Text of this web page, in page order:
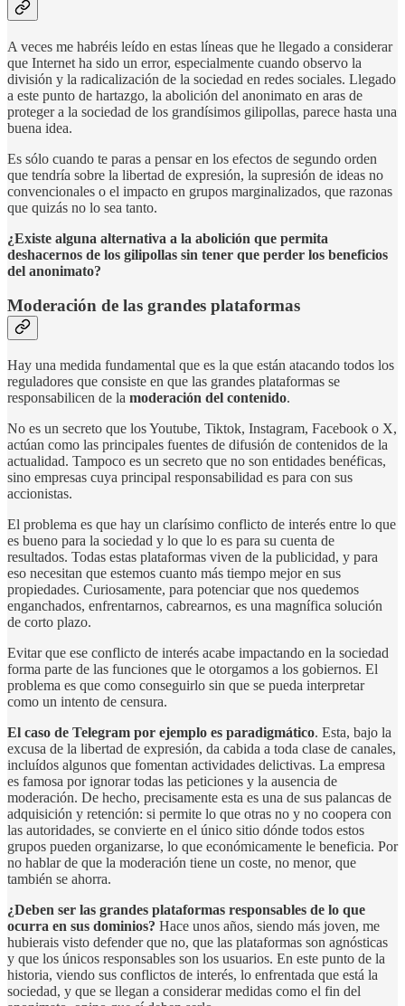
A veces me habréis leído en estas líneas que he llegado a considerar
que Internet ha sido un error, especialmente cuando observo la
división y la radicalización de la sociedad en redes sociales. Llegado
a este punto de hartazgo, la abolición del anonimato en aras de
proteger a la sociedad de los grandísimos gilipollas, parece hasta una
buena idea.
Es sólo cuando te paras a pensar en los efectos de segundo orden
que tendría sobre la libertad de expresión, la supresión de ideas no
convencionales o el impacto en grupos marginalizados, que razonas
que quizás no lo sea tanto.
¿Existe alguna alternativa a la abolición que permita
deshacernos de los gilipollas sin tener que perder los beneficios
del anonimato?
Moderación de las grandes plataformas
Hay una medida fundamental que es la que están atacando todos los
reguladores que consiste en que las grandes plataformas se
responsabilicen de la moderación del contenido.
No es un secreto que los Youtube, Tiktok, Instagram, Facebook o X,
actúan como las principales fuentes de difusión de contenidos de la
actualidad. Tampoco es un secreto que no son entidades benéficas,
sino empresas cuya principal responsabilidad es para con sus
accionistas.
El problema es que hay un clarísimo conflicto de interés entre lo que
es bueno para la sociedad y lo que lo es para su cuenta de
resultados. Todas estas plataformas viven de la publicidad, y para
eso necesitan que estemos cuanto más tiempo mejor en sus
propiedades. Curiosamente, para potenciar que nos quedemos
enganchados, enfrentarnos, cabrearnos, es una magnífica solución
de corto plazo.
Evitar que ese conflicto de interés acabe impactando en la sociedad
forma parte de las funciones que le otorgamos a los gobiernos. El
problema es que como conseguirlo sin que se pueda interpretar
como un intento de censura.
El caso de Telegram por ejemplo es paradigmático. Esta, bajo la
excusa de la libertad de expresión, da cabida a toda clase de canales,
incluídos algunos que fomentan actividades delictivas. La empresa
es famosa por ignorar todas las peticiones y la ausencia de
moderación. De hecho, precisamente esta es una de sus palancas de
adquisición y retención: si permite lo que otras no y no coopera con
las autoridades, se convierte en el único sitio dónde todos estos
grupos pueden organizarse, lo que económicamente le beneficia. Por
no hablar de que la moderación tiene un coste, no menor, que
también se ahorra.
¿Deben ser las grandes plataformas responsables de lo que
ocurra en sus dominios? Hace unos años, siendo más joven, me
hubierais visto defender que no, que las plataformas son agnósticas
y que los únicos responsables son los usuarios. En este punto de la
historia, viendo sus conflictos de interés, lo enfrentada que está la
sociedad, y que se llegan a considerar medidas como el fin del